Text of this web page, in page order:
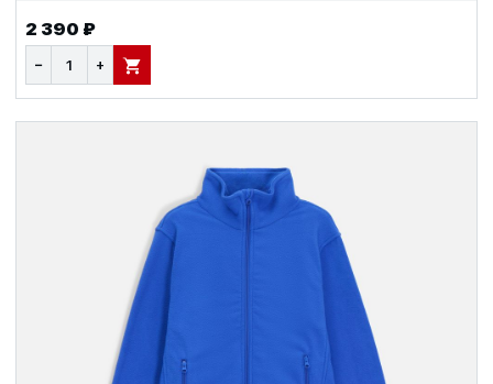
2 390 ₽
− + В КОРЗИНУ